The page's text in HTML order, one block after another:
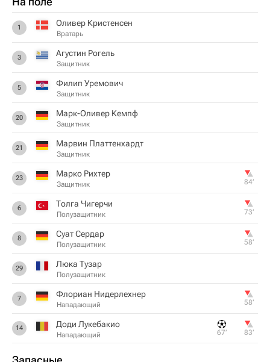
1 Оливер Кристенсен
Вратарь
3 Агустин Рогель
Защитник
5 Филип Уремович
Защитник
20 Марк-Оливер Кемпф
Защитник
21 Марвин Платтенхардт
Защитник
23 Марко Рихтер
Защитник 84‎’‎
6 Толга Чигерчи
Полузащитник 73‎’‎
8 Суат Сердар
Полузащитник 58‎’‎
29 Люка Тузар
Полузащитник
7 Флориан Нидерлехнер
Нападающий 58‎’‎
14 Доди Лукебакио
Нападающий 67‎’‎ 83‎’‎